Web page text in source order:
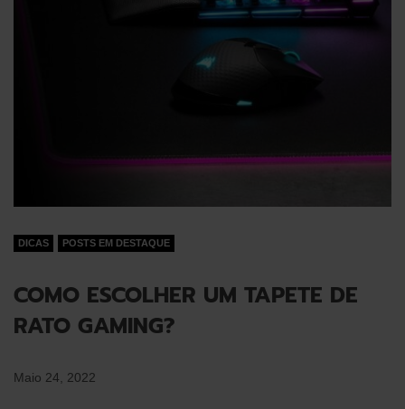
DICAS POSTS EM DESTAQUE
COMO ESCOLHER UM TAPETE DE
RATO GAMING?
Maio 24, 2022